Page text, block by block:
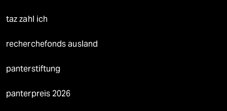
taz zahl ich
recherchefonds ausland
panterstiftung
panterpreis 2026